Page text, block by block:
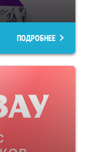
ПОДРОБНЕЕ